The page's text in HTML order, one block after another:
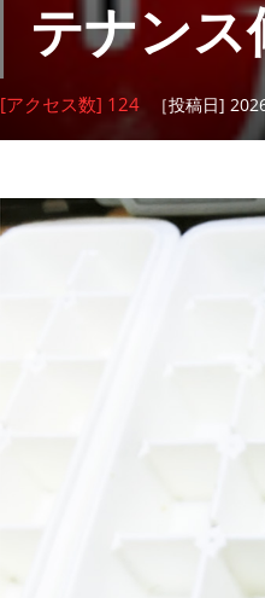
テナンス
[アクセス数] 124 ［投稿日]